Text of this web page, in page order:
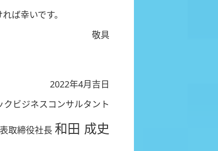
ば幸いです。
敬具
2022年4月吉日
クビジネスコンサルタント
取締役社長 和田 成史